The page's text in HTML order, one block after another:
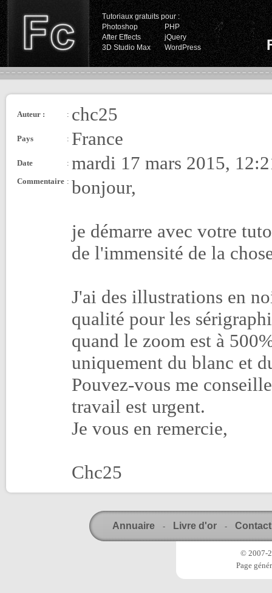
Tutoriaux gratuits pour :
Photoshop
PHP
After Effects
jQuery
3D Studio Max
WordPress
Auteur : : chc25
Pays : France
Date : mardi 17 mars 2015,
Commentaire : bonjour,
je démarre avec votre
de l'immensité de la
J'ai des illustrations en
qualité pour les
quand le zoom est à
uniquement du blanc et
Pouvez-vous me
travail est urgent.
Je vous en remercie,
Chc25
Annuaire - Livre d'or - Contact
© 2007-
Page